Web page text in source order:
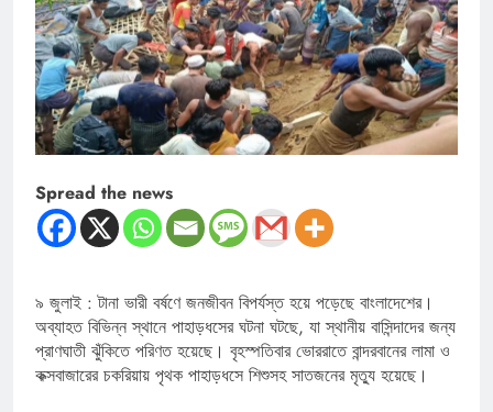
Spread the news
৯ জুলাই : টানা ভারী বর্ষণে জনজীবন বিপর্যস্ত হয়ে পড়েছে বাংলাদেশের।
অব্যাহত বিভিন্ন স্থানে পাহাড়ধসের ঘটনা ঘটছে, যা স্থানীয় বাসিন্দাদের জন্য
প্রাণঘাতী ঝুঁকিতে পরিণত হয়েছে। বৃহস্পতিবার ভোররাতে বান্দরবানের লামা ও
কক্সবাজারের চকরিয়ায় পৃথক পাহাড়ধসে শিশুসহ সাতজনের মৃত্যু হয়েছে।